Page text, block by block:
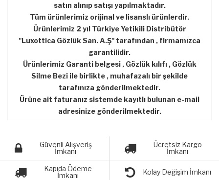
satın alınıp satışı yapılmaktadır.
Tüm ürünlerimiz orijinal ve lisanslı ürünlerdir.
Ürünlerimiz 2 yıl Türkiye Yetikili Distribütör
''Luxottica Gözlük San. A.Ş'' tarafından , firmamızca
garantilidir.
Ürünlerimiz Garanti belgesi , Gözlük kılıfı , Gözlük
Silme Bezi ile birlikte , muhafazalı bir şekilde
tarafınıza gönderilmektedir.
Ürüne ait faturanız sistemde kayıtlı bulunan e-mail
adresinize gönderilmektedir.
Güvenli Alışveriş
İmkanı
Ücretsiz Kargo
İmkanı
Kapıda Ödeme
İmkanı
Kolay Değişim İmkanı